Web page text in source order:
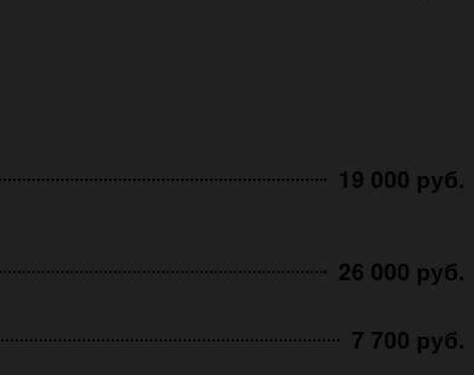
19 000 руб.
26 000 руб.
7 700 руб.